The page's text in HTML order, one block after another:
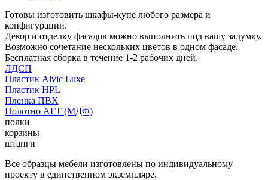
Готовы изготовить шкафы-купе любого размера и
конфигурации.
Декор и отделку фасадов можно выполнить под вашу задумку.
Возможно сочетание нескольких цветов в одном фасаде.
Бесплатная сборка в течение 1-2 рабочих дней.
ЛДСП
Пластик Alvic Luxe
Пластик HPL
Пленка ПВХ
Полотно АГТ (МДФ)
полки
корзины
штанги
Все образцы мебели изготовлены по индивидуальному
проекту в единственном экземпляре.